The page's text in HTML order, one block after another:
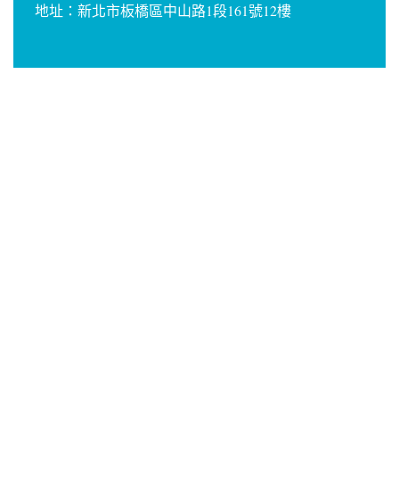
地址：新北市板橋區中山路1段161號12樓